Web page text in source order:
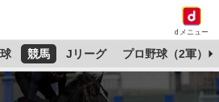
dメニュー
競馬 Jリーグ プロ野球（2軍）